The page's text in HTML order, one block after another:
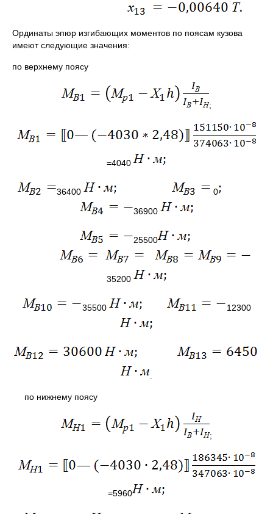
Ординаты эпюр изгибающих моментов по поясам кузова
имеют следующие значения:
по верхнему поясу
;
=4040
36400
0
36900
25500
35200
35500 12300
по нижнему поясу
;
=5960